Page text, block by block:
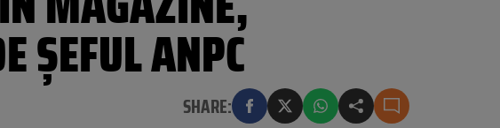
ŞEFUL ANPC
SHARE: